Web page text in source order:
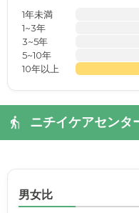
1年未満
1~3年
3~5年
5~10年
10年以上
ニチイケアセンタ
男女比